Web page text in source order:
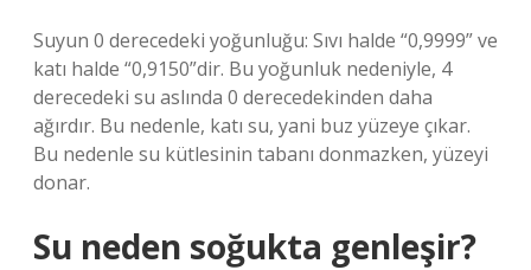
Suyun 0 derecedeki yoğunluğu: Sıvı halde “0,9999” ve
katı halde “0,9150”dir. Bu yoğunluk nedeniyle, 4
derecedeki su aslında 0 derecedekinden daha
ağırdır. Bu nedenle, katı su, yani buz yüzeye çıkar.
Bu nedenle su kütlesinin tabanı donmazken, yüzeyi
donar.
Su neden soğukta genleşir?